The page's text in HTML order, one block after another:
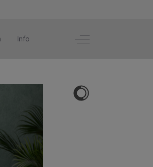
Info Off-Canvas Toggle